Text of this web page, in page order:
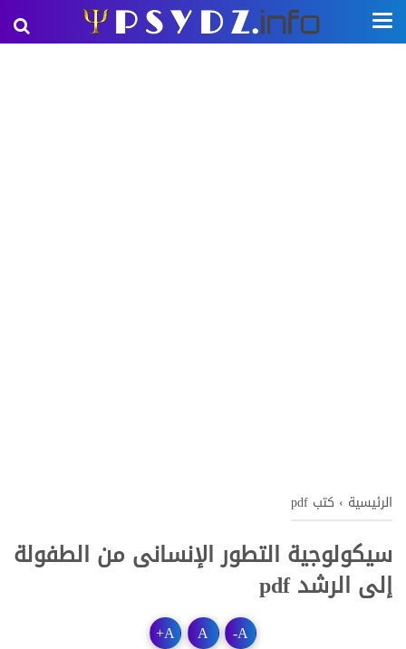
الرئيسية › كتب pdf
سيكولوجية التطور الإنسانى من الطفولة
إلى الرشد pdf
A
-
A
A
+